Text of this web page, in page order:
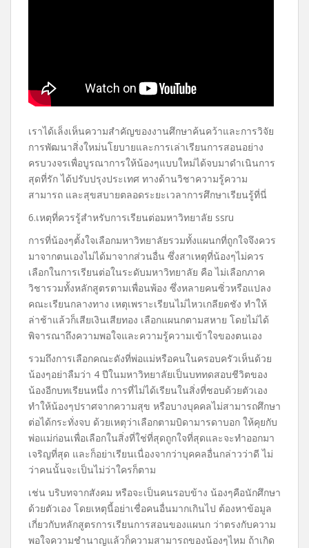
เราได้เล็งเห็นความสำคัญของงานศึกษาค้นคว้าและการวิจัย
การพัฒนาสิ่งใหม่นโยบายและการเล่าเรียนการสอนอย่าง
ครบวงจรเพื่อบูรณาการให้น้องๆแบบใหม่ได้จบมาดำเนินการ
สุดที่รัก ได้ปรับปรุงประเทศ ทางด้านวิชาความรู้ความ
สามารถ และสุขสบายตลอดระยะเวลาการศึกษาเรียนรู้ที่นี่
6.เหตุที่ควรรู้สำหรับการเรียนต่อมหาวิทยาลัย ssru
การที่น้องๆตั้งใจเลือกมหาวิทยาลัยรวมทั้งแผนกที่ถูกใจจึงควร
มาจากตนเองไม่ได้มาจากส่วนอื่น ซึ่งสาเหตุที่น้องๆไม่ควร
เลือกในการเรียนต่อในระดับมหาวิทยาลัย คือ ไม่เลือกภาค
วิชารวมทั้งหลักสูตรตามเพื่อนพ้อง ซึ่งหลายคนซิ่วหรือแปลง
คณะเรียนกลางทาง เหตุเพราะเรียนไม่ไหวเกลียดชัง ทำให้
ล่าช้าแล้วก็เสียเงินเสียทอง เลือกแผนกตามสหาย โดยไม่ได้
พิจารณาถึงความพอใจและความรู้ความเข้าใจของตนเอง
รวมถึงการเลือกคณะดังที่พ่อแม่หรือคนในครอบครัวเห็นด้วย
น้องๆอย่าลืมว่า 4 ปีในมหาวิทยาลัยเป็นบททดสอบชีวิตของ
น้องอีกบทเรียนหนึ่ง การที่ไม่ได้เรียนในสิ่งที่ชอบด้วยตัวเอง
ทำให้น้องๆปราศจากความสุข หรือบางบุคคลไม่สามารถศึกษา
ต่อได้กระทั่งจบ ด้วยเหตุว่าเลือกตามบิดามารดาบอก ให้คุยกับ
พ่อแม่ก่อนเพื่อเลือกในสิ่งที่ใช่ที่สุดถูกใจที่สุดและจะทำออกมา
เจริญที่สุด และก็อย่าเรียนเนื่องจากว่าบุคคลอื่นกล่าวว่าดี ไม่
ว่าคนนั้นจะเป็นไม่ว่าใครก็ตาม
เช่น บริบทจากสังคม หรือจะเป็นคนรอบข้าง น้องๆคือนักศึกษา
ด้วยตัวเอง โดยเหตุนี้อย่าเชื่อคนอื่นมากเกินไป ต้องหาข้อมูล
เกี่ยวกับหลักสูตรการเรียนการสอนของแผนก ว่าตรงกับความ
พอใจความชำนาญแล้วก็ความสามารถของน้องๆไหม ถ้าเกิด